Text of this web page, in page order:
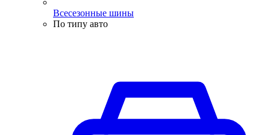
Всесезонные шины
По типу авто